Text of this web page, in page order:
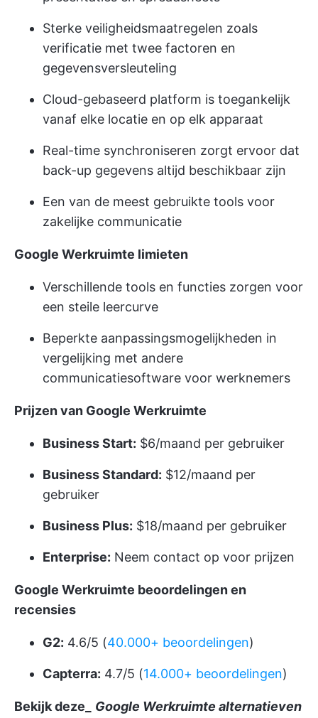
Sterke veiligheidsmaatregelen zoals
verificatie met twee factoren en
gegevensversleuteling
Cloud-gebaseerd platform is toegankelijk
vanaf elke locatie en op elk apparaat
Real-time synchroniseren zorgt ervoor dat
back-up gegevens altijd beschikbaar zijn
Een van de meest gebruikte tools voor
zakelijke communicatie
Google Werkruimte limieten
Verschillende tools en functies zorgen voor
een steile leercurve
Beperkte aanpassingsmogelijkheden in
vergelijking met andere
communicatiesoftware voor werknemers
Prijzen van Google Werkruimte
Business Start: $6/maand per gebruiker
Business Standard: $12/maand per
gebruiker
Business Plus: $18/maand per gebruiker
Enterprise: Neem contact op voor prijzen
Google Werkruimte beoordelingen en
recensies
G2: 4.6/5 (40.000+ beoordelingen)
Capterra: 4.7/5 (14.000+ beoordelingen)
Bekijk deze_
Google Werkruimte alternatieven